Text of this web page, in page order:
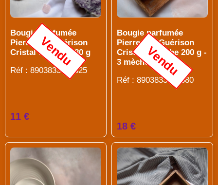
Bougie parfumée
Pierres de Guérison
Cristal de roche 80 g
Réf : 8903833914525
Vendu
11 €
Bougie parfumée
Pierres de Guérison
Cristal de roche 200 g -
3 mèches
Réf : 8903833916680
Vendu
18 €